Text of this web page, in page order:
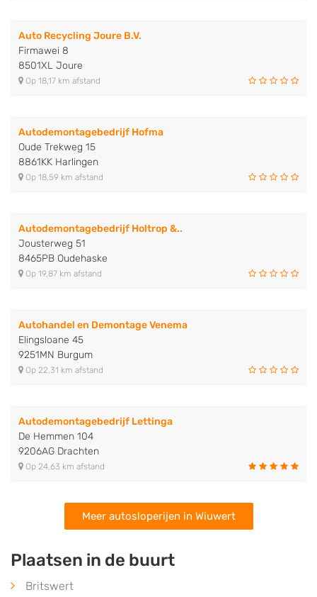
Auto Recycling Joure B.V.
Firmawei 8
8501XL Joure
Op 18,17 km afstand
Autodemontagebedrijf Hofma
Oude Trekweg 15
8861KK Harlingen
Op 18,59 km afstand
Autodemontagebedrijf Holtrop &..
Jousterweg 51
8465PB Oudehaske
Op 19,87 km afstand
Autohandel en Demontage Venema
Elingsloane 45
9251MN Burgum
Op 22,31 km afstand
Autodemontagebedrijf Lettinga
De Hemmen 104
9206AG Drachten
Op 24,63 km afstand
Meer autosloperijen in Wiuwert
Plaatsen in de buurt
Britswert